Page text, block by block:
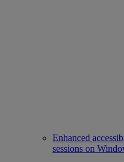
Enhanced
sessions on